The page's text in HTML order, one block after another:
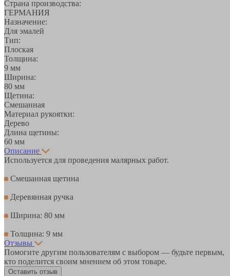
Страна производства:
ГЕРМАНИЯ
Назначение:
Для эмалей
Тип:
Плоская
Толщина:
9 мм
Ширина:
80 мм
Щетина:
Смешанная
Материал рукоятки:
Дерево
Длина щетины:
60 мм
Описание
Используется для проведения малярных работ.
Смешанная щетина
Деревянная ручка
Ширина: 80 мм
Толщина: 9 мм
Отзывы
Помогите другим пользователям с выбором — будьте первым,
кто поделится своим мнением об этом товаре.
Оставить отзыв